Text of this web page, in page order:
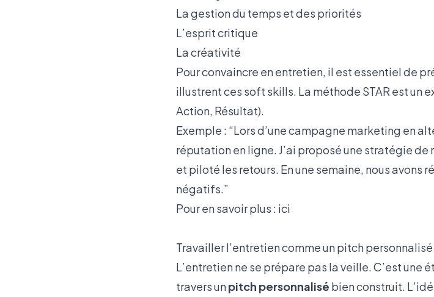
La gestion du temps et des priorités
L’esprit critique
La créativité
Pour convaincre en entretien, il est essentiel de
illustrent ces soft skills. La méthode STAR est un
Action, Résultat).
Exemple : “Lors d’une campagne marketing en
réputation en ligne. J’ai proposé une stratégie
et piloté les retours. En une semaine, nous avons
négatifs.”
Pour en savoir plus : ici
Travailler l’entretien comme un pitch personnalisé
L’entretien ne se prépare pas la veille. C’est une
travers unpitch personnalisé bien construit.